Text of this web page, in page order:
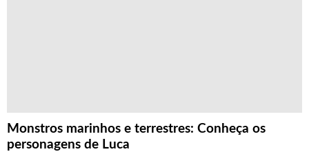
Monstros marinhos e terrestres: Conheça os
personagens de Luca